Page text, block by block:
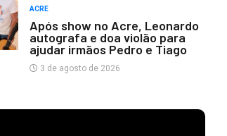
ACRE
Após show no Acre, Leonardo
autografa e doa violão para
ajudar irmãos Pedro e Tiago
3 de agosto de 2026